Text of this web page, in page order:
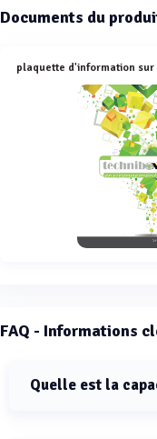
Documents du
FAQ - Informations
Quelle est la